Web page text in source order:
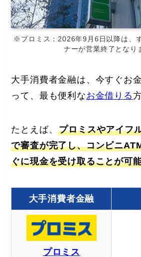
※プロミス：2026年9月6日以降は、
ナーが営業終了となり
大手消費者金融は、今すぐお
って、最も便利なお金借りる
たとえば、プロミスやアイフ
で審査が完了し、コンビニ
ぐに現金を受け取ることが可
大手消費者金融
プロミス